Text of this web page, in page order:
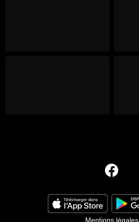
Mentions légales